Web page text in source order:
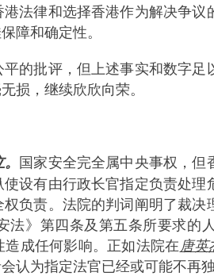
法律和选择香港作为解决争
障和确定性。
的批评，但上述事实和数字
损，继续欣欣向荣。
国家安全完全属中央事权，
设有由行政长官指定负责处
负责。法院的判词阐明了裁决
》第四条及第五条所要求的
成任何影响。正如法院在唐英
认为指定法官已经或可能不再独